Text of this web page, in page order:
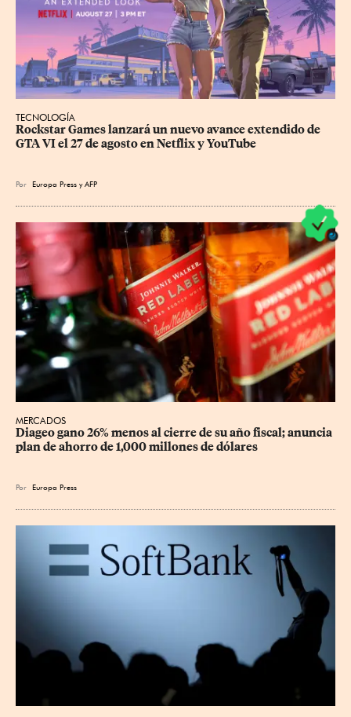
TECNOLOGÍA
Rockstar Games lanzará un nuevo avance extendido de
GTA VI el 27 de agosto en Netflix y YouTube
Por Europa Press yAFP
MERCADOS
Diageo gano 26% menos al cierre de su año fiscal; anuncia
plan de ahorro de 1,000 millones de dólares
Por Europa Press